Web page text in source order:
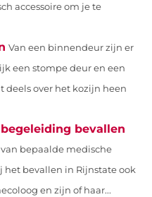
accessoire om je te
Van een binnendeur zijn er
een stompe deur en een
deels over het kozijn heen
bevallen
bepaalde medische
het bevallen in Rijnstate ook
en zijn of haar...